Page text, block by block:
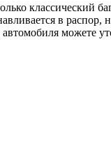
классический
в
можете